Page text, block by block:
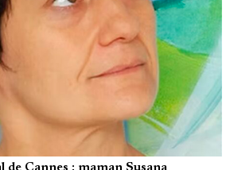
Cannes : maman Susana